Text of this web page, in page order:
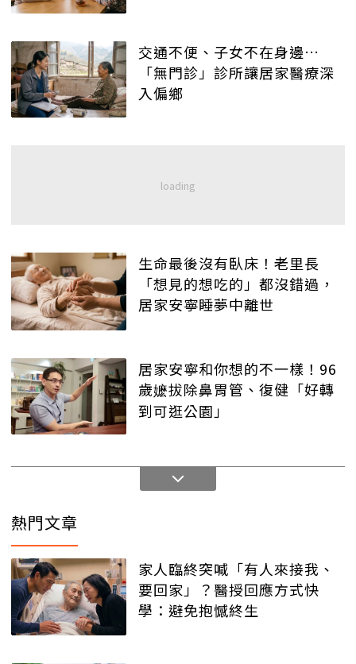
交通不便、子女不在身邊…
「無門診」診所讓居家醫療深
入偏鄉
生命最後沒有臥床！老里長
「想見的想吃的」都沒錯過，
居家安寧睡夢中離世
居家安寧和你想的不一樣！96
歲嬷拔除鼻胃管、復健「好轉
到可逛公園」
熱門文章
家人臨終突喊「有人來接我、
要回家」？醫授回應方式快
學：避免抱憾終生